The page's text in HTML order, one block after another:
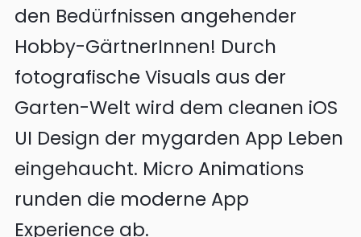
den Bedürfnissen angehender
Hobby-GärtnerInnen! Durch
fotografische Visuals aus der
Garten-Welt wird dem cleanen iOS
UI Design der mygarden App Leben
eingehaucht. Micro Animations
runden die moderne App
Experience ab.